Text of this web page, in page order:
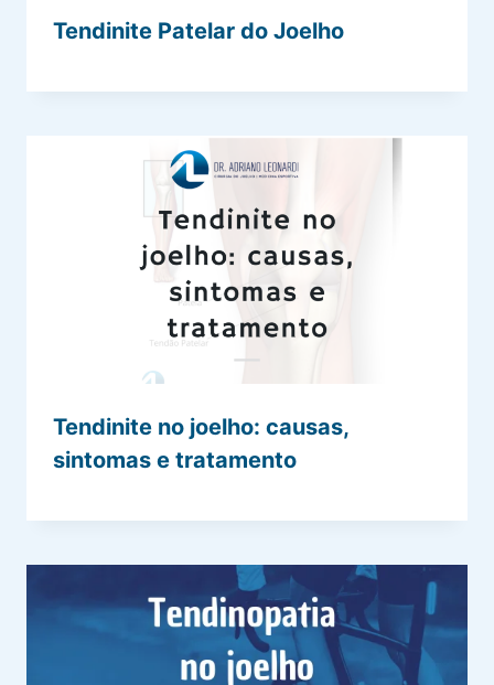
Tendinite Patelar do Joelho
Tendinite no joelho: causas,
sintomas e tratamento